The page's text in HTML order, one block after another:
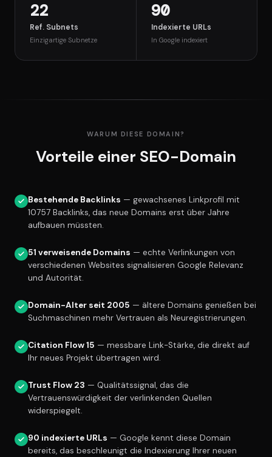
22
Ref. Subnets
Einzigartige Subnetze
90
Indexierte URLs
In Google indexiert
WARUM DIESE DOMAIN?
Vorteile einer SEO-Domain
Bestehende Backlinks — gewachsenes Linkprofil mit
10757 Backlinks, das neue Domains erst über Jahre
aufbauen müssten.
51 verweisende Domains — echte Verlinkungen von
verschiedenen Websites signalisieren Google Relevanz
und Autorität.
Domain-Alter seit 2005 — ältere Domains genießen bei
Suchmaschinen mehr Vertrauen als Neuregistrierungen.
Citation Flow 15 — messbare Link-Stärke, die direkt auf
Ihr neues Projekt übertragen wird.
Trust Flow 23 — Qualitätssignal, das die
Vertrauenswürdigkeit der verlinkenden Quellen
widerspiegelt.
90 indexierte URLs — Google kennt diese Domain
bereits, das beschleunigt die Indexierung Ihrer neuen